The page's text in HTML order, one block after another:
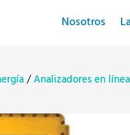
Nosotros
/Analizadores en línea